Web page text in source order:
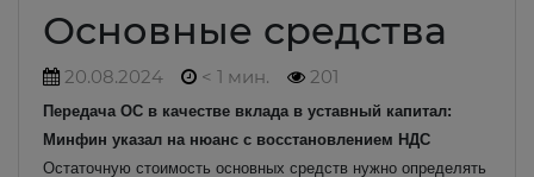
Основные средства
20.08.2024 < 1 мин. 201
Передача ОС в качестве вклада в уставный капитал:
Минфин указал на нюанс с восстановлением НДС
Остаточную стоимость основных средств нужно определять